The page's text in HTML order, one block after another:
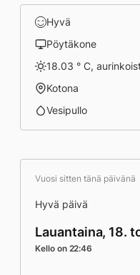
Hyvä
Pöytäkone
18.03 ° C,
Kotona
Vesipullo
Vuosi sitten tänä päivänä
Hyvä päivä
Lauantaina, 18.
Kello on 22:46